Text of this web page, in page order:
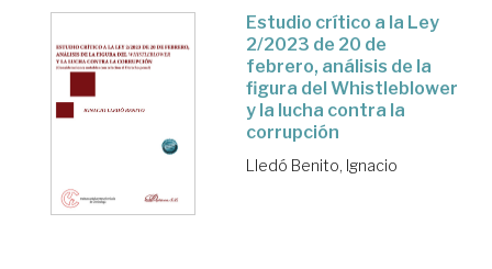
Estudio crítico a la Ley
2/2023 de 20 de
febrero, análisis de la
figura del Whistleblower
y la lucha contra la
corrupción
Lledó Benito, Ignacio